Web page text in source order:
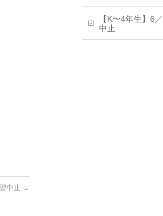
中止 →
【K〜4年生】6
中止